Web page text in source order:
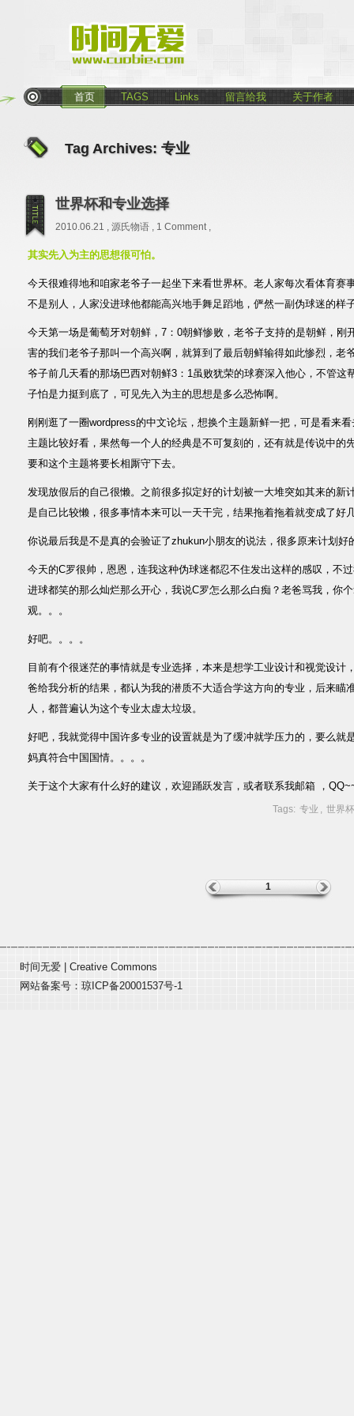
首页 TAGS Links 留言给我 关于作者
Tag Archives: 专业
世界杯和专业选择
2010.06.21 , 源氏物语 , 1 Comment,
其实先入为主的思想很可怕。
今天很难得地和咱家老爷子一起坐下来看世界杯。老人家每次看体育赛
不是别人，人家没进球他都能高兴地手舞足蹈地，俨然一副伪球迷的样
今天第一场是葡萄牙对朝鲜，7：0朝鲜惨败，老爷子支持的是朝鲜，刚
害的我们老爷子那叫一个高兴啊，就算到了最后朝鲜输得如此惨烈，老
爷子前几天看的那场巴西对朝鲜3：1虽败犹荣的球赛深入他心，不管这
子怕是力挺到底了，可见先入为主的思想是多么恐怖啊。
刚刚逛了一圈wordpress的中文论坛，想换个主题新鲜一把，可是看来
主题比较好看，果然每一个人的经典是不可复刻的，还有就是传说中的
要和这个主题将要长相厮守下去。
发现放假后的自己很懒。之前很多拟定好的计划被一大堆突如其来的新
是自己比较懒，很多事情本来可以一天干完，结果拖着拖着就变成了好
你说最后我是不是真的会验证了zhukun小朋友的说法，很多原来计划好
今天的C罗很帅，恩恩，连我这种伪球迷都忍不住发出这样的感叹，不
进球都笑的那么灿烂那么开心，我说C罗怎么那么白痴？老爸骂我，你
观。。。
好吧。。。。
目前有个很迷茫的事情就是专业选择，本来是想学工业设计和视觉设计
爸给我分析的结果，都认为我的潜质不大适合学这方向的专业，后来瞄
人，都普遍认为这个专业太虚太垃圾。
好吧，我就觉得中国许多专业的设置就是为了缓冲就学压力的，要么就
妈真符合中国国情。。。。
关于这个大家有什么好的建议，欢迎踊跃发言，或者联系我邮箱 ，
Tags: 专业 , 世界杯
1
时间无爱
Creative Commons
网站备案号： 琼ICP备20001537号-1